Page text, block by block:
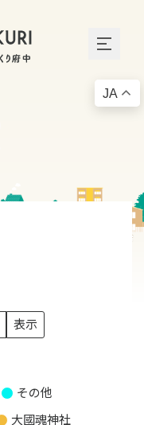
その他
大國魂神社
JA